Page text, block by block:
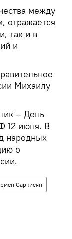
между
отражается
так и в
и
Михаилу
– День
12 июня. В
народных
о
Саркисян